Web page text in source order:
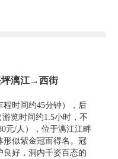
漓江→西街
时间约45分钟），后
览时间约1.5小时，不
元/人），位于漓江江畔
形似紫金冠而得名。冠
好，洞内千姿百态的